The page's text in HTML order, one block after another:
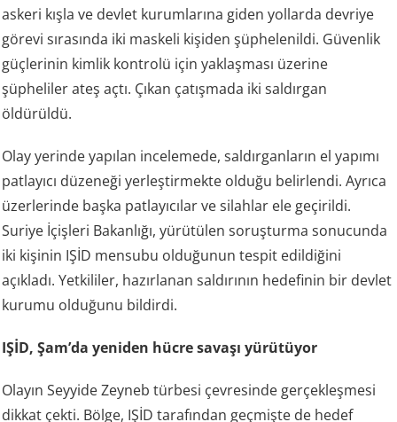
askeri kışla ve devlet kurumlarına giden yollarda devriye
görevi sırasında iki maskeli kişiden şüphelenildi. Güvenlik
güçlerinin kimlik kontrolü için yaklaşması üzerine
şüpheliler ateş açtı. Çıkan çatışmada iki saldırgan
öldürüldü.
Olay yerinde yapılan incelemede, saldırganların el yapımı
patlayıcı düzeneği yerleştirmekte olduğu belirlendi. Ayrıca
üzerlerinde başka patlayıcılar ve silahlar ele geçirildi.
Suriye İçişleri Bakanlığı, yürütülen soruşturma sonucunda
iki kişinin IŞİD mensubu olduğunun tespit edildiğini
açıkladı. Yetkililer, hazırlanan saldırının hedefinin bir devlet
kurumu olduğunu bildirdi.
IŞİD, Şam’da yeniden hücre savaşı yürütüyor
Olayın Seyyide Zeyneb türbesi çevresinde gerçekleşmesi
dikkat çekti. Bölge, IŞİD tarafından geçmişte de hedef